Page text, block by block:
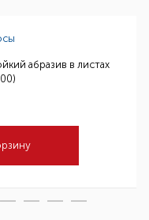
абразив в листах